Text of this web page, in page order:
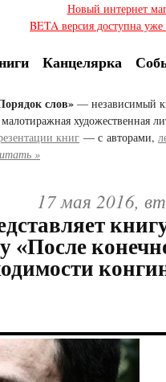
Новый интернет
BETA версия доступна
Канцелярка
слов» — независимый
художественная
книг — с авторами,
»
17 мая 2016,
«После